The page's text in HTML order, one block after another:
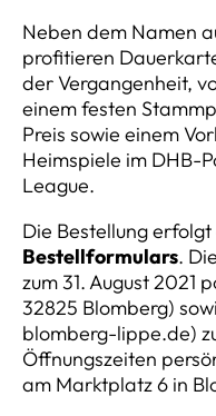
Neben dem Namen
profitieren
der Vergangenheit,
einem festen
Preis sowie einem
Heimspiele im DHB-
League.
Die Bestellung
Bestellformulars.
zum 31. August 2021
32825 Blomberg)
blomberg-lippe.de)
Öffnungszeiten
am Marktplatz 6 in